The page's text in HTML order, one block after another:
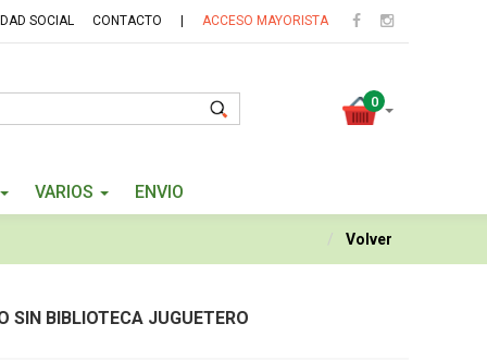
SOCIAL CONTACTO ACCESO MAYORISTA
0
VARIOS ENVIO
Volver
SIN BIBLIOTECA JUGUETERO